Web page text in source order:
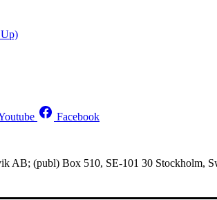
Up)
Facebook
AB; (publ) Box 510, SE-101 30 Stockholm,